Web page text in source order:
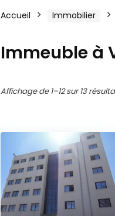
Accueil Immobilier
Immeuble à
Affichage de 1–12 sur 13